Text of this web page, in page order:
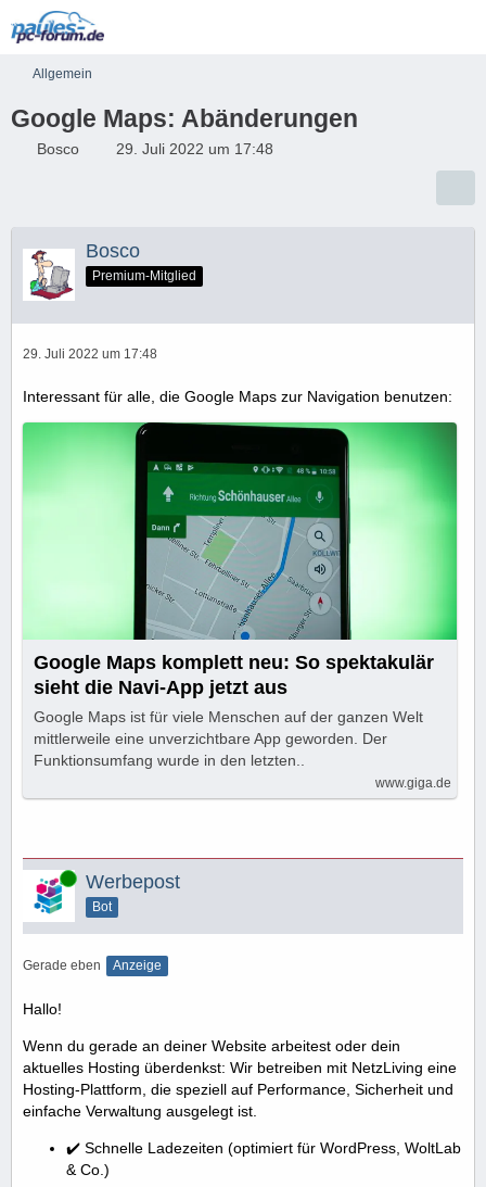
Allgemein
Google Maps: Abänderungen
Bosco 29. Juli 2022 um 17:48
Bosco
Premium-Mitglied
29. Juli 2022 um 17:48
Interessant für alle, die Google Maps zur Navigation benutzen:
Google Maps komplett neu: So spektakulär
sieht die Navi-App jetzt aus
Google Maps ist für viele Menschen auf der ganzen Welt
mittlerweile eine unverzichtbare App geworden. Der
Funktionsumfang wurde in den letzten..
www.giga.de
Online Werbepost
Bot
Gerade eben Anzeige
Hallo!
Wenn du gerade an deiner Website arbeitest oder dein
aktuelles Hosting überdenkst: Wir betreiben mit NetzLiving eine
Hosting-Plattform, die speziell auf Performance, Sicherheit und
einfache Verwaltung ausgelegt ist.
✔️ Schnelle Ladezeiten (optimiert für WordPress, WoltLab
& Co.)